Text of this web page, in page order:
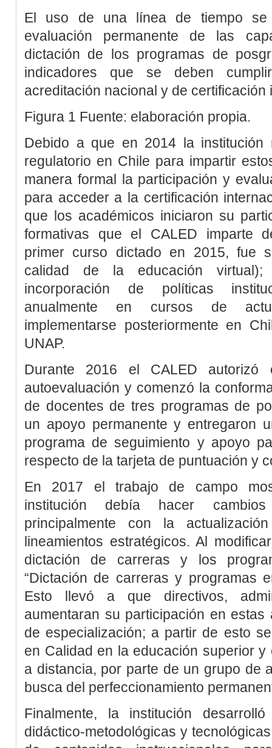
El uso de una línea de tiempo se
evaluación permanente de las
dictación de los programas de
indicadores que se deben
acreditación nacional y de
Figura 1 Fuente: elaboración propia.
Debido a que en 2014 la
regulatorio en Chile para impartir
manera formal la participación y
para acceder a la certificación
que los académicos iniciaron su
formativas que el CALED imparte
primer curso dictado en 2015, fue
calidad de la educación
incorporación de políticas
anualmente en cursos de
implementarse posteriormente en
UNAP.
Durante 2016 el CALED
autoevaluación y comenzó la
de docentes de tres programas de
un apoyo permanente y entregaron
programa de seguimiento y apoyo
respecto de la tarjeta de puntuación y
En 2017 el trabajo de campo
institución debía hacer cambios
principalmente con la
lineamientos estratégicos. Al
dictación de carreras y los
“Dictación de carreras y programas
Esto llevó a que directivos,
aumentaran su participación en
de especialización; a partir de esto
en Calidad en la educación superior
a distancia, por parte de un grupo de
busca del perfeccionamiento
Finalmente, la institución
didáctico-metodológicas y